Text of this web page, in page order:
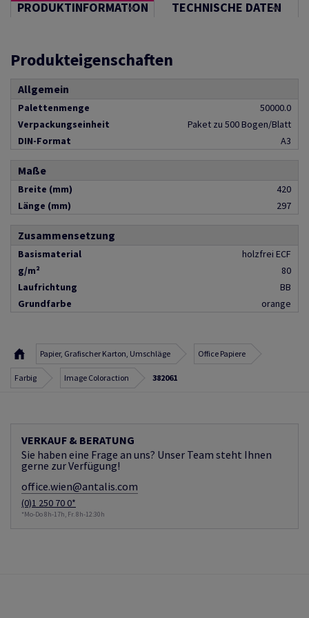
PRODUKTINFORMATION TECHNISCHE DATEN
Produkteigenschaften
Allgemein
Palettenmenge
50000.0
Verpackungseinheit
Paket zu 500 Bogen/Blatt
DIN-Format
A3
Maße
Breite (mm)
420
Länge (mm)
297
Zusammensetzung
Basismaterial
holzfrei ECF
g/m²
80
Laufrichtung
BB
Grundfarbe
orange
Papier, Grafischer Karton, Umschläge Office Papiere
Farbig Image Coloraction 382061
VERKAUF & BERATUNG
Sie haben eine Frage an uns? Unser Team steht Ihnen
gerne zur Verfügung!
office.wien@antalis.com
(0)1 250 70 0*
*Mo-Do 8h-17h, Fr. 8h-12:30h